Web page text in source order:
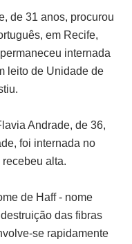
de 31 anos, procurou
em Recife,
internada
leito de Unidade de
Andrade, de 36,
foi internada no
alta.
de Haff - nome
das fibras
se rapidamente